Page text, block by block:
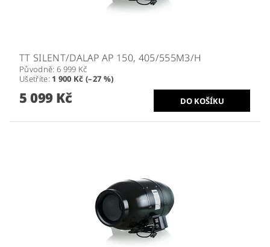
TT SILENT/DALAP AP 150, 405/555M3/H
Původně: 6 999 Kč
Ušetříte: 1 900 Kč (–27 %)
5 099 Kč